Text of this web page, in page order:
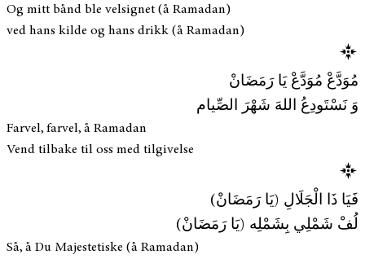
Og mitt bånd ble velsignet (å Ramadan)
ved hans kilde og hans drikk (å Ramadan)
مُوَدَّعْ مُوَدَّعْ يَا رَمَضَانْ
وَ نَسْتَودِعُ اللهَ شَهْرَ الصِّيام
Farvel, farvel, å Ramadan
Vend tilbake til oss med tilgivelse
فَيَا ذَا الْجَلَالِ (يَا رَمَضَانْ)
لُفْ شَمْلِي بِشَمْلِه (يَا رَمَضَانْ)
Så, å Du Majestetiske (å Ramadan)